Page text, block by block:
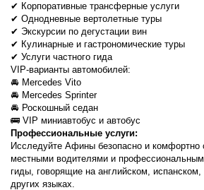
✔ Корпоративные трансферные услуги
✔ Однодневные вертолетные туры
✔ Экскурсии по дегустации вин
✔ Кулинарные и гастрономические туры
✔ Услуги частного гида
VIP-варианты автомобилей:
🚘 Mercedes Vito
🚘 Mercedes Sprinter
🚘 Роскошный седан
🚌 VIP миниавтобус и автобус
Профессиональные услуги:
Исследуйте Афины безопасно и
местными водителями и
гиды, говорящие на английском,
других языках.